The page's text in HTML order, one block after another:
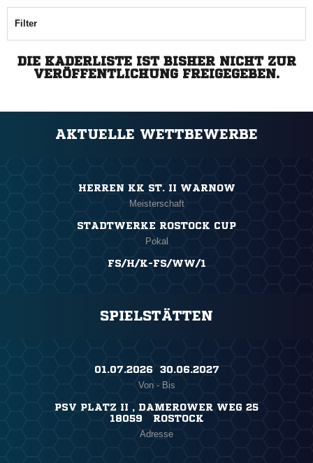
Filter
DIE KADERLISTE IST BISHER NICHT ZUR
VERÖFFENTLICHUNG FREIGEGEBEN.
AKTUELLE WETTBEWERBE
HERREN KK ST. II WARNOW
Meisterschaft
STADTWERKE ROSTOCK CUP
Pokal
FS/H/K-FS/WW/1
SPIELSTÄTTEN
01.07.2026 ​ 30.06.2027
Von - Bis
PSV PLATZ II , DAMEROWER WEG 25
18059 ROSTOCK
Adresse